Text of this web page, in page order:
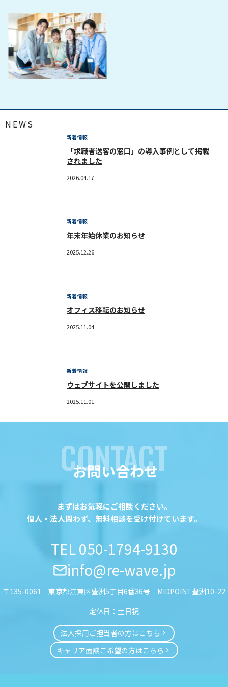
NEWS
新着情報
「求職者送客の窓口」の導入事例として掲載
されました
2026.04.17
新着情報
年末年始休業のお知らせ
2025.12.26
新着情報
オフィス移転のお知らせ
2025.11.04
新着情報
ウェブサイトを公開しました
2025.11.01
CONTACT
お問い合わせ
まずはお気軽にご相談ください。
個人・法人問わず、無料相談を受け付けています。
TEL050-1794-9130
info@re-wave.jp
〒135-0061 東京都江東区豊洲5丁目6番36号 MIDPOINT豊洲10-22
定休日：土日祝
法人採用ご担当者の方はこちら
キャリア面談ご希望の方はこちら